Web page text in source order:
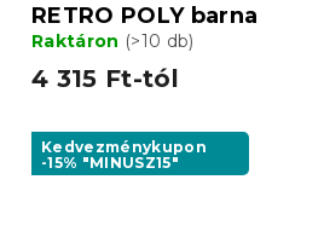
RETRO POLY barna
Raktáron (>10 db)
4 315 Ft-tól
Kedvezménykupon
-15% "MINUSZ15"